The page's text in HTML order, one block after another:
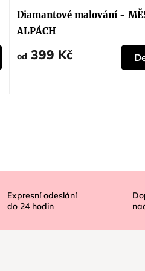
Diamantové malování -
ALPÁCH
od 399 Kč
Expresní odeslání
do 24hodin